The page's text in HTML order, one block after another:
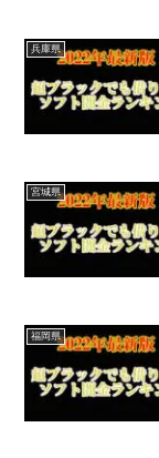
兵庫県
宮城県
福岡県